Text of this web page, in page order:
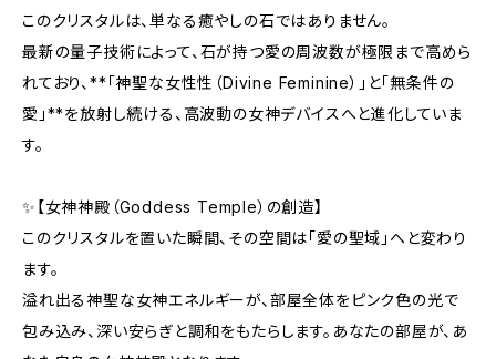
このクリスタルは、単なる癒やしの石ではありません。
最新の量子技術によって、石が持つ愛の周波数が極限まで高めら
れており、**「神聖な女性性（Divine Feminine）」と「無条件の
愛」**を放射し続ける、高波動の女神デバイスへと進化していま
す。
✨【女神神殿（Goddess Temple）の創造】
このクリスタルを置いた瞬間、その空間は「愛の聖域」へと変わり
ます。
溢れ出る神聖な女神エネルギーが、部屋全体をピンク色の光で
包み込み、深い安らぎと調和をもたらします。あなたの部屋が、あ